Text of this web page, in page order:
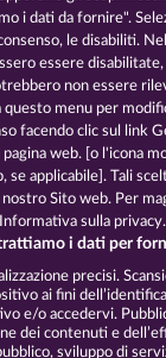
Back to the
e condizioni
sulla privacy e
Società
di
i dati da fornire".
le disabiliti.
essere
non essere
questo menu per
facendo clic sul link
web. [o l'icona
se applicabile]. Tali
Sito web. Per
sulla privacy.
i dati per
precisi.
ai fini
e/o accedervi.
dei contenuti e
sviluppo di